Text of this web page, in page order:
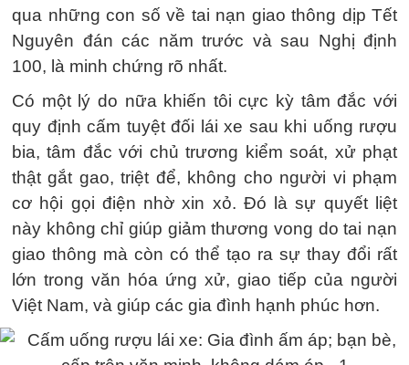
qua những con số về tai nạn giao thông dịp Tết
Nguyên đán các năm trước và sau Nghị định
100, là minh chứng rõ nhất.
Có một lý do nữa khiến tôi cực kỳ tâm đắc với
quy định cấm tuyệt đối lái xe sau khi uống rượu
bia, tâm đắc với chủ trương kiểm soát, xử phạt
thật gắt gao, triệt để, không cho người vi phạm
cơ hội gọi điện nhờ xin xỏ. Đó là sự quyết liệt
này không chỉ giúp giảm thương vong do tai nạn
giao thông mà còn có thể tạo ra sự thay đổi rất
lớn trong văn hóa ứng xử, giao tiếp của người
Việt Nam, và giúp các gia đình hạnh phúc hơn.